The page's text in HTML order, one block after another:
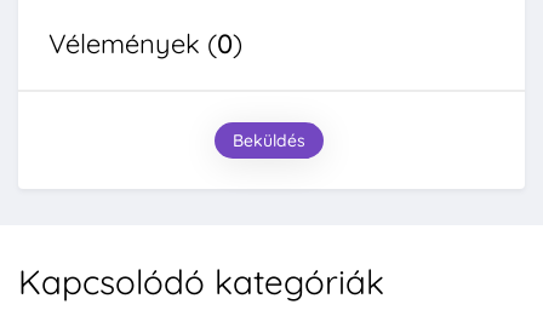
Vélemények (0)
Beküldés
Kapcsolódó kategóriák